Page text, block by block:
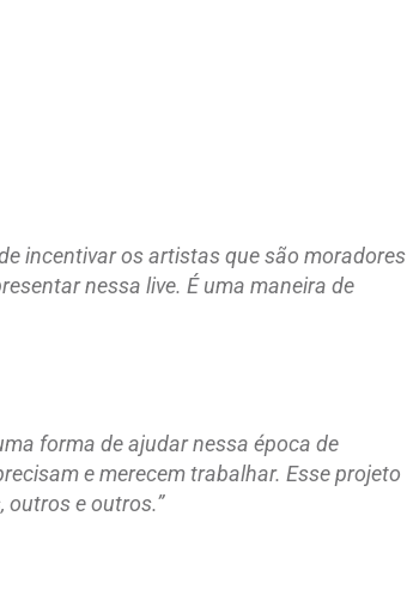
incentivar os artistas que são moradores
nessa live. É uma maneira de
forma de ajudar nessa época de
e merecem trabalhar. Esse projeto
outros e outros.”